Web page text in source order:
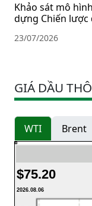
Khảo sát mô
dựng Chiến
23/07/2026
GIÁ DẦU
WTI Brent
$75.20
2026.08.06